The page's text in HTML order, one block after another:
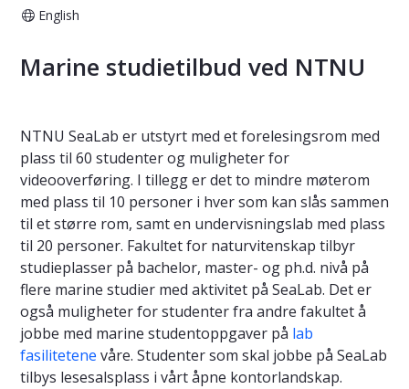
English
Marine studietilbud ved NTNU
NTNU SeaLab er utstyrt med et forelesingsrom med
plass til 60 studenter og muligheter for
videooverføring. I tillegg er det to mindre møterom
med plass til 10 personer i hver som kan slås sammen
til et større rom, samt en undervisningslab med plass
til 20 personer. Fakultet for naturvitenskap tilbyr
studieplasser på bachelor, master- og ph.d. nivå på
flere marine studier med aktivitet på SeaLab. Det er
også muligheter for studenter fra andre fakultet å
jobbe med marine studentoppgaver på lab
fasilitetene våre. Studenter som skal jobbe på SeaLab
tilbys lesesalsplass i vårt åpne kontorlandskap.